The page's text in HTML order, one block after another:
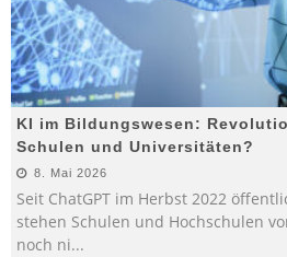
KI im Bildungswesen:
Schulen und Universitäten?
8. Mai 2026
Seit ChatGPT im Herbst 2022
stehen Schulen und Hochschulen
noch ni...